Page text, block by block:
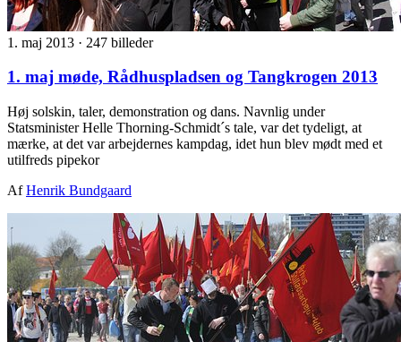
1. maj 2013 · 247 billeder
1. maj møde, Rådhuspladsen og Tangkrogen 2013
Høj solskin, taler, demonstration og dans. Navnlig under
Statsminister Helle Thorning-Schmidt´s tale, var det tydeligt, at
mærke, at det var arbejdernes kampdag, idet hun blev mødt med et
utilfreds pipekor
AfHenrik Bundgaard